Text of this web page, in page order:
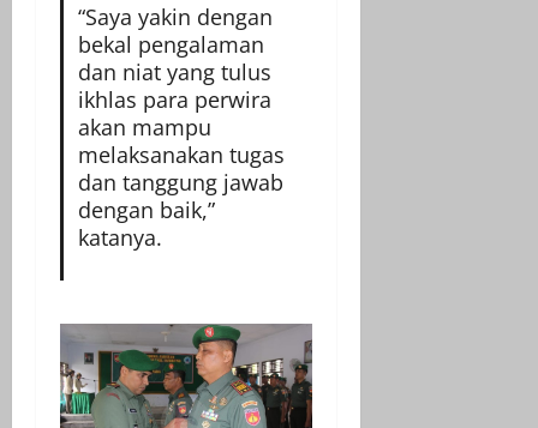
“Saya yakin dengan
bekal pengalaman
dan niat yang tulus
ikhlas para perwira
akan mampu
melaksanakan tugas
dan tanggung jawab
dengan baik,”
katanya.